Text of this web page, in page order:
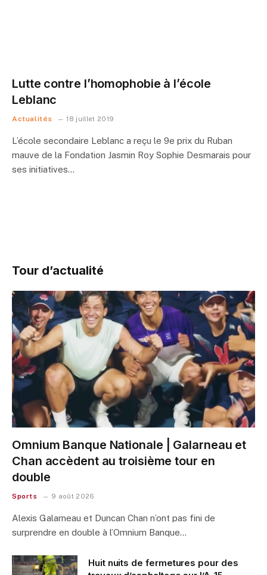
Lutte contre l’homophobie à l’école
Leblanc
Actualités 18 juillet 2019
L’école secondaire Leblanc a reçu le 9e prix du Ruban
mauve de la Fondation Jasmin Roy Sophie Desmarais pour
ses initiatives…
Tour d’actualité
Omnium Banque Nationale | Galarneau et
Chan accèdent au troisième tour en
double
Sports 9 août 2026
Alexis Galarneau et Duncan Chan n’ont pas fini de
surprendre en double à l’Omnium Banque…
Huit nuits de fermetures pour des